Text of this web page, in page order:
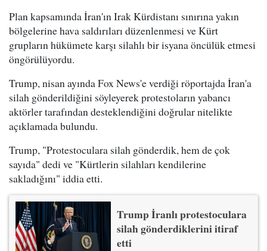
Plan kapsamında İran'ın Irak Kürdistanı sınırına yakın
bölgelerine hava saldırıları düzenlenmesi ve Kürt
grupların hükümete karşı silahlı bir isyana öncülük etmesi
öngörülüyordu.
Trump, nisan ayında Fox News'e verdiği röportajda İran'a
silah gönderildiğini söyleyerek protestoların yabancı
aktörler tarafından desteklendiğini doğrular nitelikte
açıklamada bulundu.
Trump, "Protestoculara silah gönderdik, hem de çok
sayıda" dedi ve "Kürtlerin silahları kendilerine
sakladığını" iddia etti.
Trump İranlı protestoculara
silah gönderdiklerini itiraf
etti